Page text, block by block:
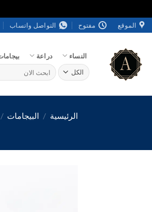
تخطي
للمحتوى
الموقع مفتوح التواصل واتساب
النساء دراعة
البحث
عن:
الرئيسية / البيجامات /